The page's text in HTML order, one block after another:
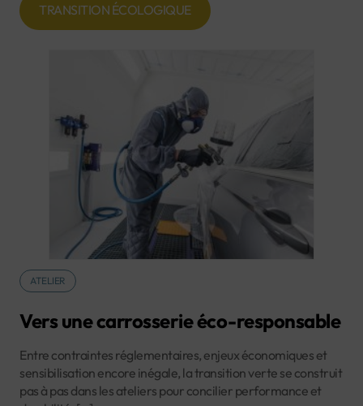
TRANSITION ÉCOLOGIQUE
ATELIER
Vers une carrosserie éco-responsable
Entre contraintes réglementaires, enjeux économiques et
sensibilisation encore inégale, la transition verte se construit
pas à pas dans les ateliers pour concilier performance et